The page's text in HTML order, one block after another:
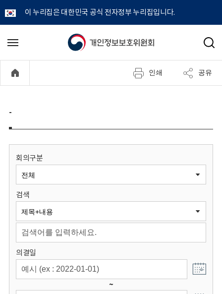
이 누리집은 대한민국 공식 전자정부 누리집입니다.
개
정
보
원
회
메
기
검
인쇄 공유
-
회의구분
검색
의결일
~